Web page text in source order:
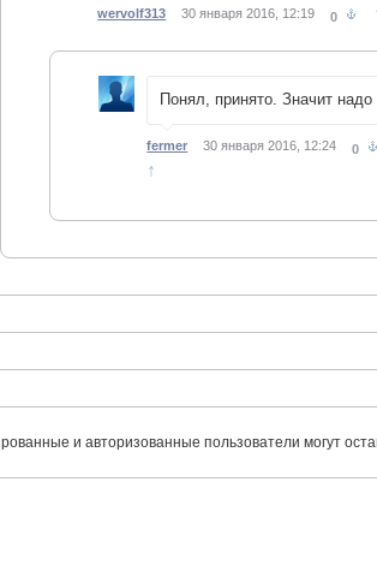
wervolf313 30 января 2016, 12:19 0
Понял, принято. Значит надо
fermer 30 января 2016, 12:24 0
↑
и авторизованные пользователи могут